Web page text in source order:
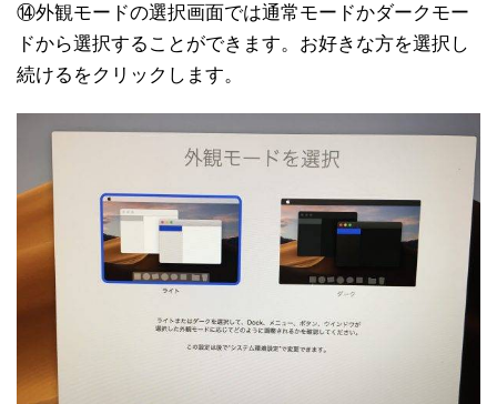
⑭外観モードの選択画面では通常モードかダークモー
ドから選択することができます。お好きな方を選択し
続けるをクリックします。